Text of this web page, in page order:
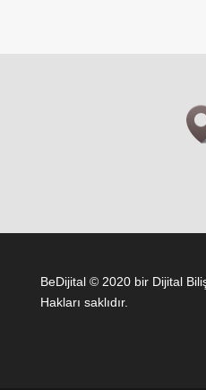
BeDijital © 2020 bir Dijital
Hakları saklıdır.